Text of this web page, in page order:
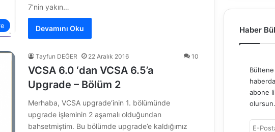
7’nin yakın…
Devamını Oku
Tayfun DEĞER 22 Aralık 2016 10
VCSA 6.0 ‘dan VCSA 6.5’a
Upgrade – Bölüm 2
Merhaba, VCSA upgrade‘inin 1. bölümünde
upgrade işleminin 2 aşamalı olduğundan
bahsetmiştim. Bu bölümde upgrade’e kaldığımız
Haber
abone
olursun.